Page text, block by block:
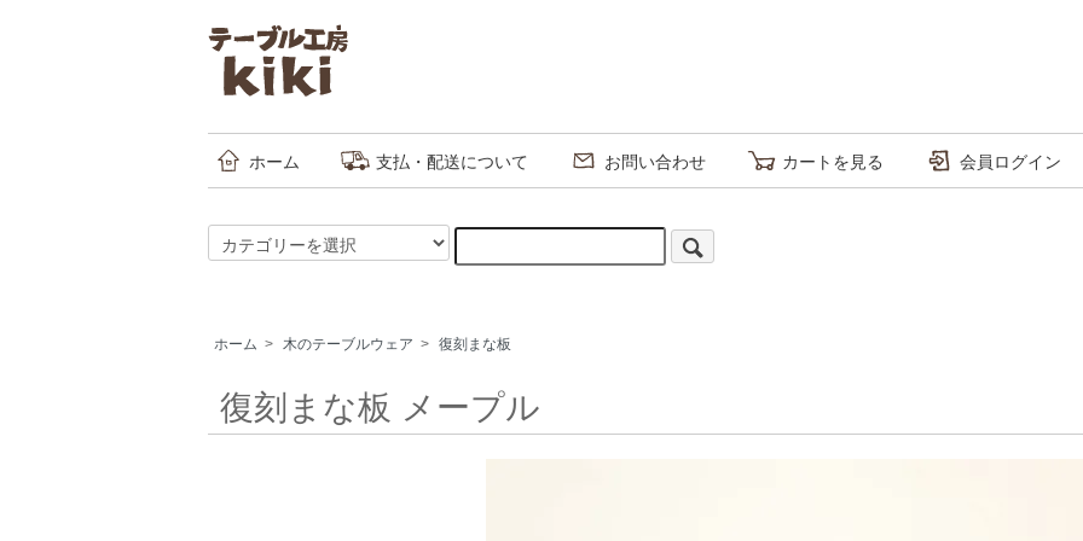
ホーム 支払・配送について お問い合わせ カートを見る 会員ログイン
ホーム > 木のテーブルウェア > 復刻まな板
復刻まな板 メープル